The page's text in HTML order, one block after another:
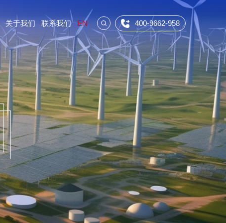
关于我们 联系我们 EN 400-9662-958